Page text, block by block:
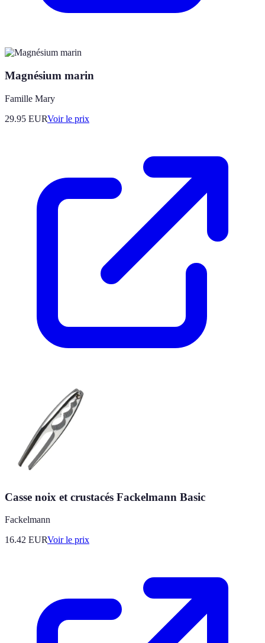
Magnésium marin
Famille Mary
29.95 EURVoir le prix
Casse noix et crustacés Fackelmann Basic
Fackelmann
16.42 EURVoir le prix